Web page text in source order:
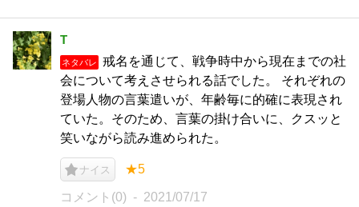
T
ネタバレ
戒名を通じて、戦争時中から現在までの社
会について考えさせられる話でした。 それぞれの
登場人物の言葉遣いが、年齢毎に的確に表現され
ていた。そのため、言葉の掛け合いに、クスッと
笑いながら読み進められた。
ナイス ★5
コメント(0) 2021/07/17